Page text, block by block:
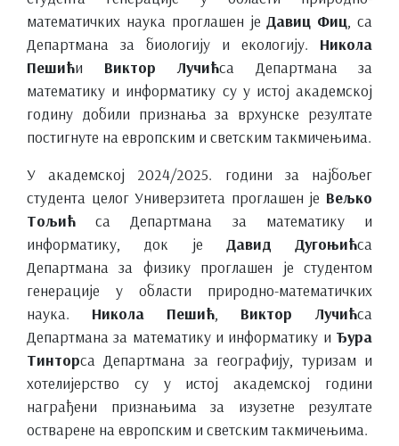
математичких наука проглашен је Давиц Фиц , са
Департмана за биологију и екологију. Никола
Пешићи Виктор Лучићса Департмана за
математику и информатику су у истој академској
годину добили признања за врхунске резултате
постигнуте на европским и светским такмичењима.
У академској 2024/2025. години за најбољег
студента целог Универзитета проглашен је Вељко
Тољићса Департмана за математику и
информатику, док је Давид Дугоњићса
Департмана за физику проглашен је студентом
генерације у области природно-математичких
наука. Никола Пешић Виктор Лучићса
Департмана за математику и информатику и Ђура
Тинторса Департмана за географију, туризам и
хотелијерство су у истој академској години
награђени признањима за изузетне резултате
остварене на европским и светским такмичењима.